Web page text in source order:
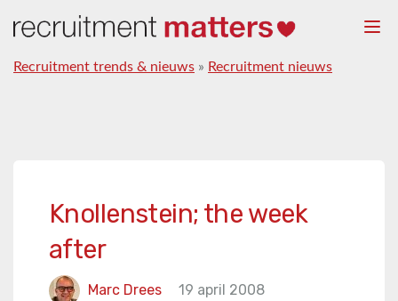
Recruitment trends & nieuws » Recruitment nieuws
Knollenstein; the week
after
Marc Drees
19 april 2008